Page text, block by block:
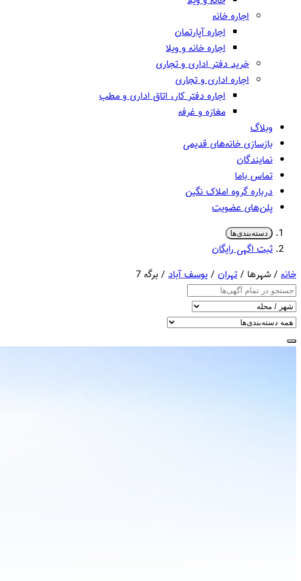
اجاره خانه
اجاره آپارتمان
اجاره خانه و ویلا
خرید دفتر اداری و تجاری
اجاره اداری و تجاری
اجاره دفتر کار، اتاق اداری و مطب
مغازه و غرفه
وبلاگ
بازسازی خانه‌های قدیمی
نمایندگان
تماس باما
درباره گروه املاک نگین
پلن‌های عضویت
دسته‌بندی‌ها
ثبت اگهی رایگان
خانه / شهرها /تهران /یوسف آباد / برگه 7